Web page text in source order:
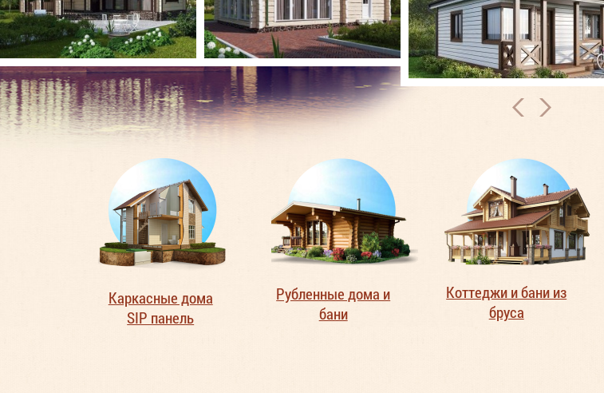
Каркасные дома
SIP панель
Рубленные дома и
бани
Коттеджи и бани из
бруса